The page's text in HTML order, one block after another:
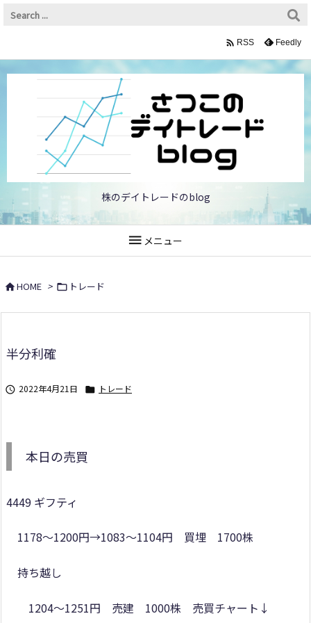
株のデイトレードのblog
メニュー
 RSS Feedly
HOME >  トレード
半分利確
 2022年4月21日  トレード
本日の売買
4449 ギフティ
1178～1200円→1083～1104円 買埋 1700株
持ち越し
1204～1251円 売建 1000株 売買チャート↓